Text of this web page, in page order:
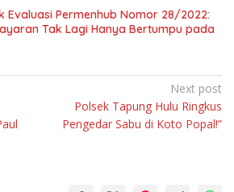
Evaluasi Permenhub Nomor 28/2022:
Tak Lagi Hanya Bertumpu pada
Next post
Polsek Tapung Hulu Ringkus
Pengedar Sabu di Koto Popal!”